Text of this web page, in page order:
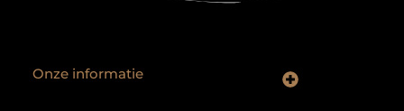
Onze informatie